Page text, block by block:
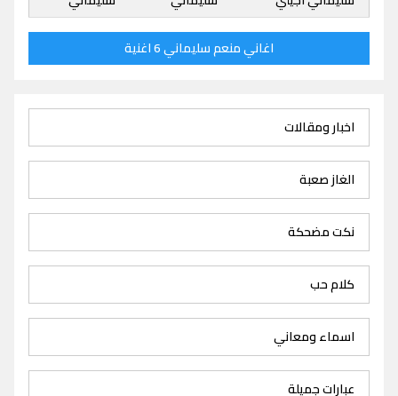
اغاني منعم سليماني 6 اغنية
اخبار ومقالات
الغاز صعبة
نكت مضحكة
كلام حب
اسماء ومعاني
عبارات جميلة